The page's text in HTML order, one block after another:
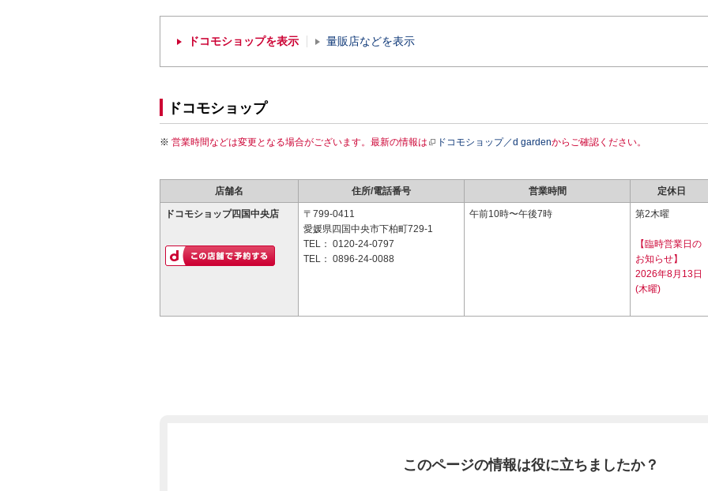
ドコモショップを表示 量販店などを表示
ドコモショップ
営業時間などは変更となる場合がございます。最新の情報は ドコモショップ／d gardenからご確認ください。
店舗名 住所/電話番号 営業時間 定休日
ドコモショップ四国中央店
〒799-0411
愛媛県四国中央市下柏町729-1
TEL： 0120-24-0797
TEL： 0896-24-0088
午前10時〜午後7時 第2木曜
【臨時営業日の
お知らせ】
2026年8月13日
(木曜)
このページの情報は役に立ちましたか？